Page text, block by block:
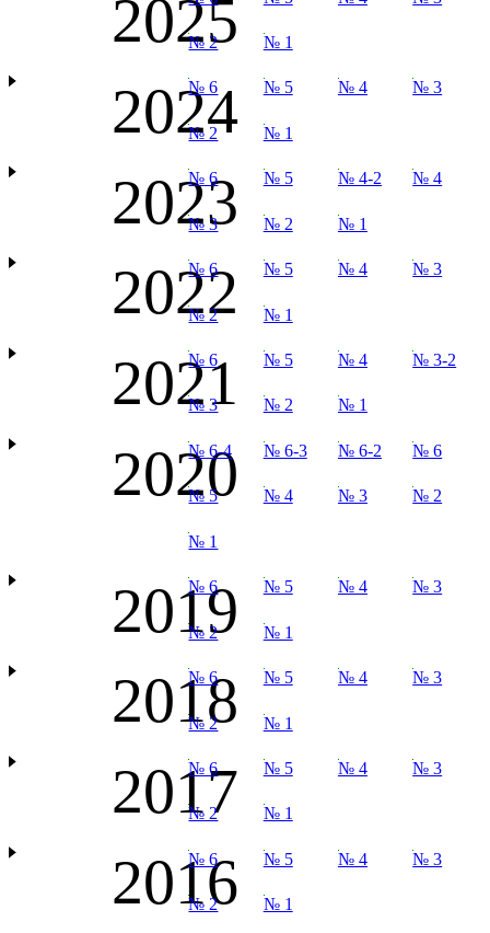
2025
№ 2 № 1
2024
№ 6 № 5 № 4 № 3
№ 2 № 1
2023
№ 6 № 5 № 4-2 № 4
№ 3 № 2 № 1
2022
№ 6 № 5 № 4 № 3
№ 2 № 1
2021
№ 6 № 5 № 4 № 3-2
№ 3 № 2 № 1
2020
№ 6-4 № 6-3 № 6-2 № 6
№ 5 № 4 № 3 № 2
№ 1
2019
№ 6 № 5 № 4 № 3
№ 2 № 1
2018
№ 6 № 5 № 4 № 3
№ 2 № 1
2017
№ 6 № 5 № 4 № 3
№ 2 № 1
2016
№ 6 № 5 № 4 № 3
№ 2 № 1